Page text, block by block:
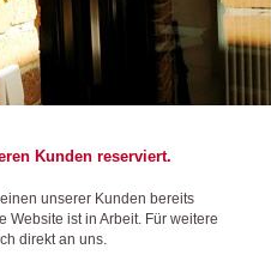
unserer Kunden bereits
Website ist in Arbeit. Für weitere
direkt an uns.
Kunden reserviert.